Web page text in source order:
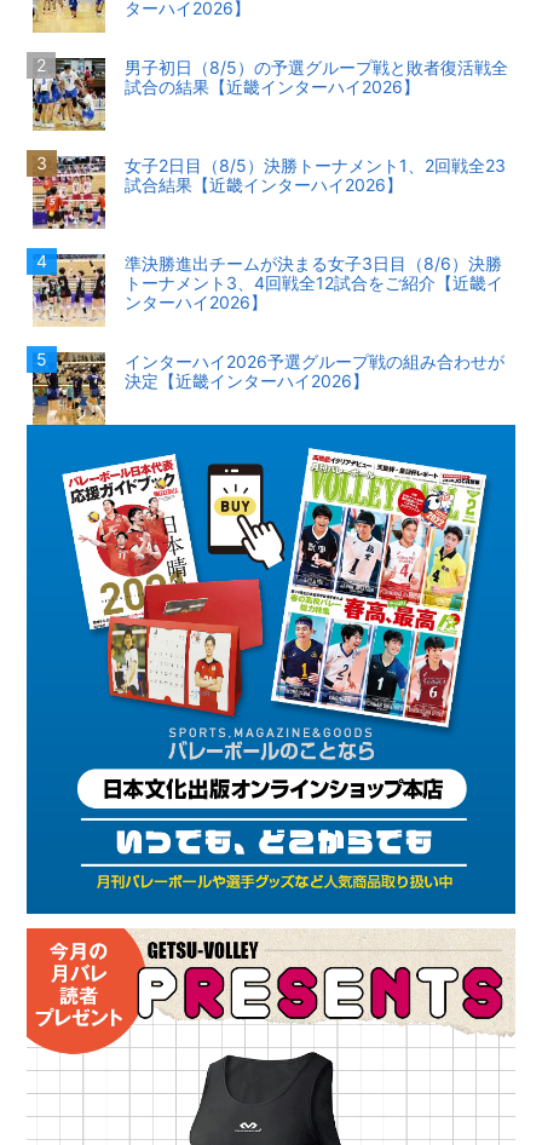
ターハイ2026】
男子初日（8/5）の予選グループ戦と敗者復活戦全
試合の結果【近畿インターハイ2026】
女子2日目（8/5）決勝トーナメント1、2回戦全23
試合結果【近畿インターハイ2026】
準決勝進出チームが決まる女子3日目（8/6）決勝
トーナメント3、4回戦全12試合をご紹介【近畿イ
ンターハイ2026】
インターハイ2026予選グループ戦の組み合わせが
決定【近畿インターハイ2026】